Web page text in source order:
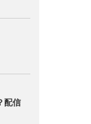
配信